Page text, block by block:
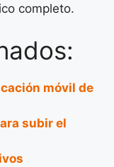
completo.
móvil de
subir el